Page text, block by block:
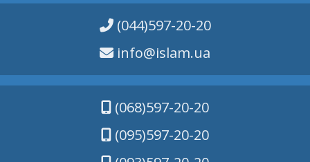
(044)597-20-20
info@islam.ua
(068)597-20-20
(095)597-20-20